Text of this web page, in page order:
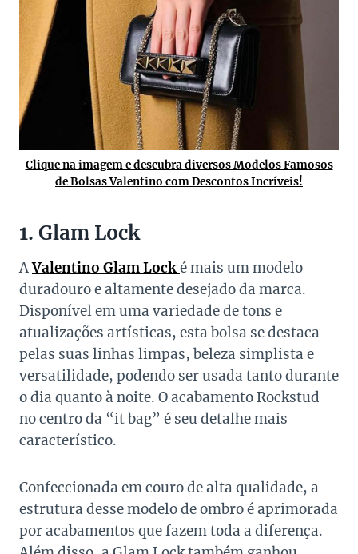
Clique na imagem e descubra diversos Modelos Famosos
de Bolsas Valentino com Descontos Incríveis!
1. Glam Lock
AValentino Glam Locké mais um modelo
duradouro e altamente desejado da marca.
Disponível em uma variedade de tons e
atualizações artísticas, esta bolsa se destaca
pelas suas linhas limpas, beleza simplista e
versatilidade, podendo ser usada tanto durante
o dia quanto à noite. O acabamento Rockstud
no centro da “it bag” é seu detalhe mais
característico.
Confeccionada em couro de alta qualidade, a
estrutura desse modelo de ombro é aprimorada
por acabamentos que fazem toda a diferença.